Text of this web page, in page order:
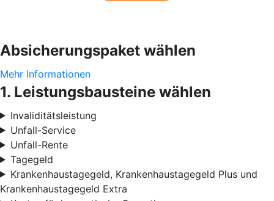
Absicherungspaket wählen
Mehr Informationen
1. Leistungsbausteine wählen
Invaliditätsleistung
Unfall-Service
Unfall-Rente
Tagegeld
Krankenhaustagegeld, Krankenhaustagegeld Plus und
Krankenhaustagegeld Extra